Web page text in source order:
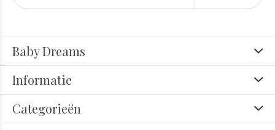
Baby Dreams
Informatie
Categorieën